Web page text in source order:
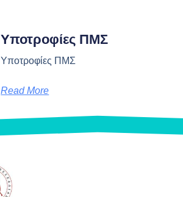
Υποτροφίες ΠΜΣ
Υποτροφίες ΠΜΣ
Read More